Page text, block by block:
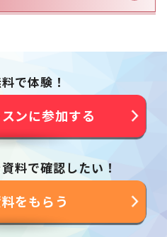
で体験！
ンに参加する
料で確認したい！
をもらう